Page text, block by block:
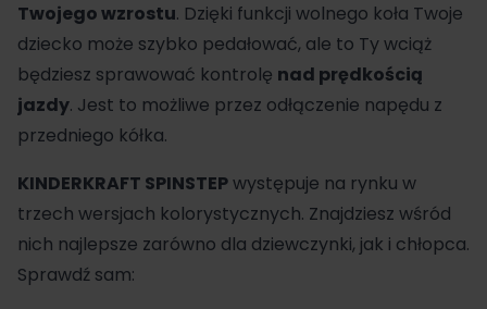
Twojego wzrostu. Dzięki funkcji wolnego koła Twoje
dziecko może szybko pedałować, ale to Ty wciąż
będziesz sprawować kontrolę nad prędkością
jazdy. Jest to możliwe przez odłączenie napędu z
przedniego kółka.
KINDERKRAFT SPINSTEPwystępuje na rynku w
trzech wersjach kolorystycznych. Znajdziesz wśród
nich najlepsze zarówno dla dziewczynki, jak i chłopca.
Sprawdź sam: